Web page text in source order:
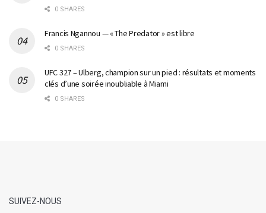
0 SHARES
Francis Ngannou — « The Predator » est libre
0 SHARES
UFC 327 – Ulberg, champion sur un pied : résultats et moments
clés d’une soirée inoubliable à Miami
0 SHARES
SUIVEZ-NOUS